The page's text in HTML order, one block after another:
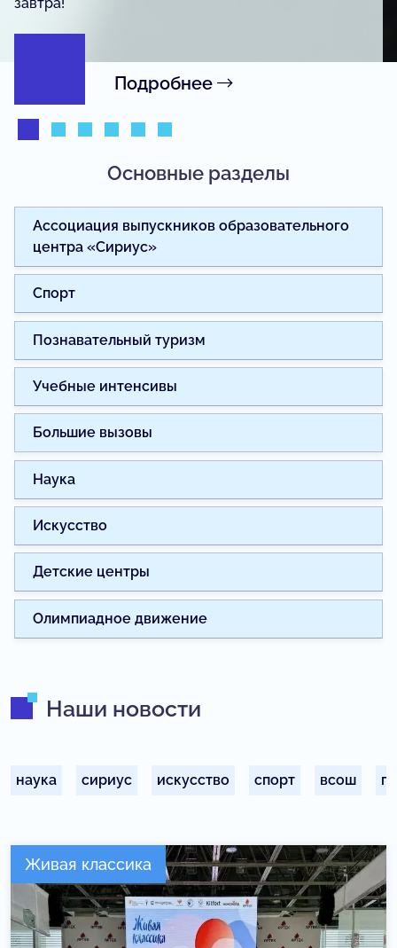
Подробнее
Основные разделы
Ассоциация выпускников образовательного
центра «Сириус»
Наука
Спорт
Искусство
Познавательный туризм
Детские центры
Учебные интенсивы
Олимпиадное движение
Большие вызовы
Наши новости
наука сириус искусство спорт всош
Живая классика